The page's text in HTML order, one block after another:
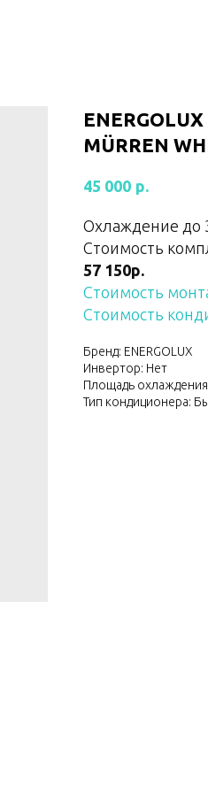
MÜRREN
45 000 р.
Охлаждение до
Стоимость
57 150р.
Стоимость
Стоимость
Бренд: ENERGOLUX
Инвертор: Нет
Площадь
Тип кондиционера: